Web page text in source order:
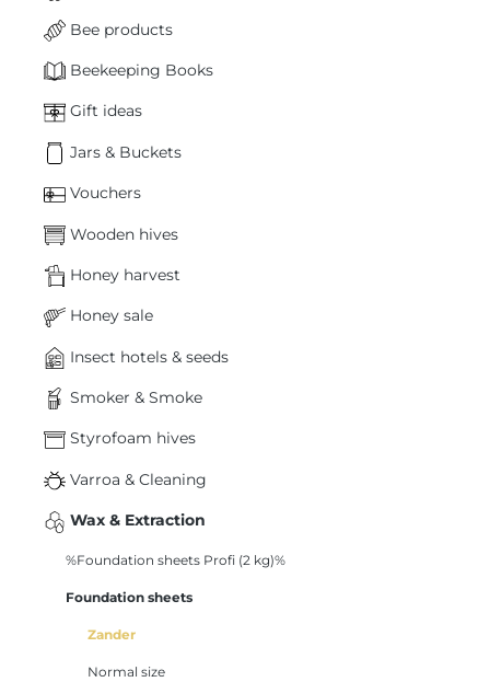
Bee products
Beekeeping Books
Gift ideas
Jars & Buckets
Vouchers
Wooden hives
Honey harvest
Honey sale
Insect hotels & seeds
Smoker & Smoke
Styrofoam hives
Varroa & Cleaning
Wax & Extraction
%Foundation sheets Profi (2 kg)%
Foundation sheets
Zander
Normal size